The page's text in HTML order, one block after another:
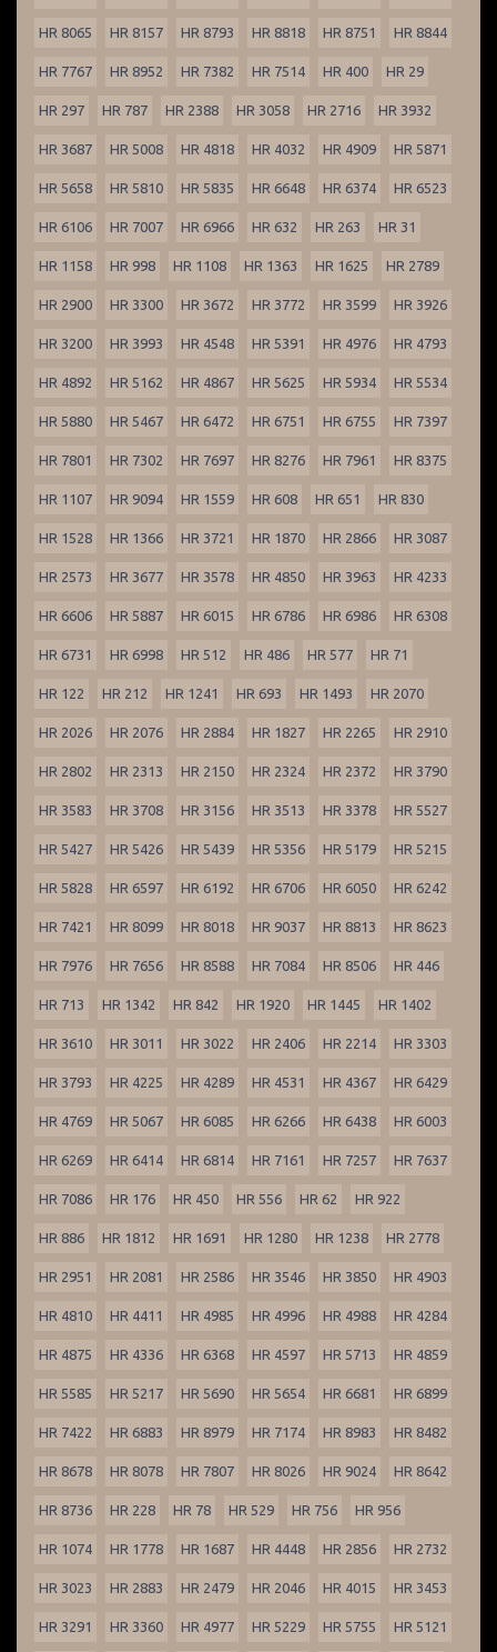
HR 8065 HR 8157 HR 8793 HR 8818 HR 8751 HR 8844
HR 7767 HR 8952 HR 7382 HR 7514 HR 400 HR 29
HR 297 HR 787 HR 2388 HR 3058 HR 2716 HR 3932
HR 3687 HR 5008 HR 4818 HR 4032 HR 4909 HR 5871
HR 5658 HR 5810 HR 5835 HR 6648 HR 6374 HR 6523
HR 6106 HR 7007 HR 6966 HR 632 HR 263 HR 31
HR 1158 HR 998 HR 1108 HR 1363 HR 1625 HR 2789
HR 2900 HR 3300 HR 3672 HR 3772 HR 3599 HR 3926
HR 3200 HR 3993 HR 4548 HR 5391 HR 4976 HR 4793
HR 4892 HR 5162 HR 4867 HR 5625 HR 5934 HR 5534
HR 5880 HR 5467 HR 6472 HR 6751 HR 6755 HR 7397
HR 7801 HR 7302 HR 7697 HR 8276 HR 7961 HR 8375
HR 1107 HR 9094 HR 1559 HR 608 HR 651 HR 830
HR 1528 HR 1366 HR 3721 HR 1870 HR 2866 HR 3087
HR 2573 HR 3677 HR 3578 HR 4850 HR 3963 HR 4233
HR 6606 HR 5887 HR 6015 HR 6786 HR 6986 HR 6308
HR 6731 HR 6998 HR 512 HR 486 HR 577 HR 71
HR 122 HR 212 HR 1241 HR 693 HR 1493 HR 2070
HR 2026 HR 2076 HR 2884 HR 1827 HR 2265 HR 2910
HR 2802 HR 2313 HR 2150 HR 2324 HR 2372 HR 3790
HR 3583 HR 3708 HR 3156 HR 3513 HR 3378 HR 5527
HR 5427 HR 5426 HR 5439 HR 5356 HR 5179 HR 5215
HR 5828 HR 6597 HR 6192 HR 6706 HR 6050 HR 6242
HR 7421 HR 8099 HR 8018 HR 9037 HR 8813 HR 8623
HR 7976 HR 7656 HR 8588 HR 7084 HR 8506 HR 446
HR 713 HR 1342 HR 842 HR 1920 HR 1445 HR 1402
HR 3610 HR 3011 HR 3022 HR 2406 HR 2214 HR 3303
HR 3793 HR 4225 HR 4289 HR 4531 HR 4367 HR 6429
HR 4769 HR 5067 HR 6085 HR 6266 HR 6438 HR 6003
HR 6269 HR 6414 HR 6814 HR 7161 HR 7257 HR 7637
HR 7086 HR 176 HR 450 HR 556 HR 62 HR 922
HR 886 HR 1812 HR 1691 HR 1280 HR 1238 HR 2778
HR 2951 HR 2081 HR 2586 HR 3546 HR 3850 HR 4903
HR 4810 HR 4411 HR 4985 HR 4996 HR 4988 HR 4284
HR 4875 HR 4336 HR 6368 HR 4597 HR 5713 HR 4859
HR 5585 HR 5217 HR 5690 HR 5654 HR 6681 HR 6899
HR 7422 HR 6883 HR 8979 HR 7174 HR 8983 HR 8482
HR 8678 HR 8078 HR 7807 HR 8026 HR 9024 HR 8642
HR 8736 HR 228 HR 78 HR 529 HR 756 HR 956
HR 1074 HR 1778 HR 1687 HR 4448 HR 2856 HR 2732
HR 3023 HR 2883 HR 2479 HR 2046 HR 4015 HR 3453
HR 3291 HR 3360 HR 4977 HR 5229 HR 5755 HR 5121